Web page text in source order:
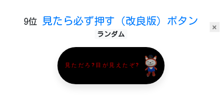
×
9位 見たら必ず押す（改良版）ボタン
ランダム
見ただろ?目が見えたぞ?